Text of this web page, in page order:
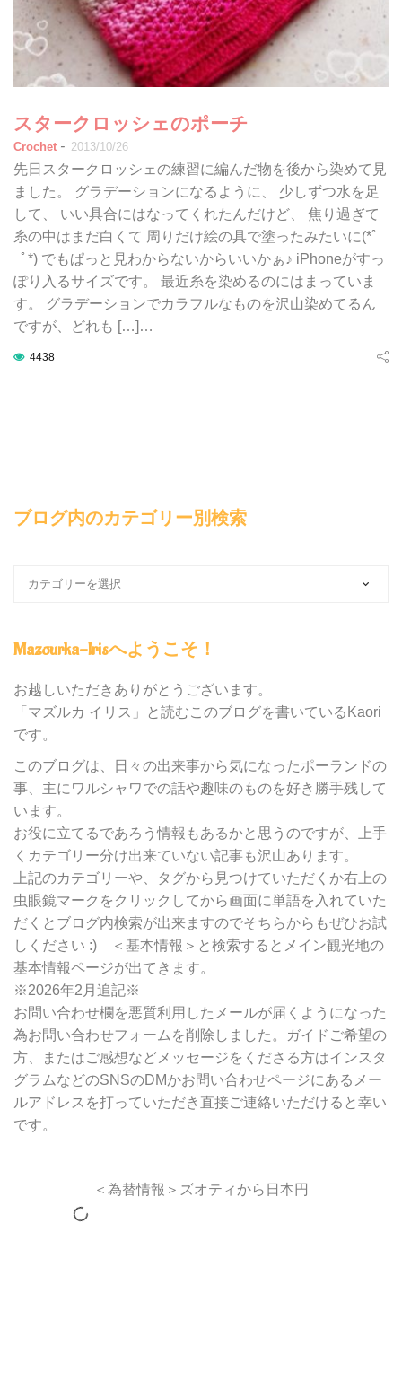
スタークロッシェのポーチ
Crochet - 2013/10/26
先日スタークロッシェの練習に編んだ物を後から染めて見
ました。 グラデーションになるように、 少しずつ水を足
して、 いい具合にはなってくれたんだけど、 焦り過ぎて
糸の中はまだ白くて 周りだけ絵の具で塗ったみたいに(*ﾟ
ｰﾟ*) でもぱっと見わからないからいいかぁ♪ iPhoneがすっ
ぽり入るサイズです。 最近糸を染めるのにはまっていま
す。 グラデーションでカラフルなものを沢山染めてるん
ですが、どれも […]…
4438
ブログ内のカテゴリー別検索
の
テ
ゴ
ー
別
検
索
Mazourka-Irisへようこそ！
お越しいただきありがとうございます。
「マズルカ イリス」と読むこのブログを書いているKaori
です。
このブログは、日々の出来事から気になったポーランドの
事、主にワルシャワでの話や趣味のものを好き勝手残して
います。
お役に立てるであろう情報もあるかと思うのですが、上手
くカテゴリー分け出来ていない記事も沢山あります。
上記のカテゴリーや、タグから見つけていただくか右上の
虫眼鏡マークをクリックしてから画面に単語を入れていた
だくとブログ内検索が出来ますのでそちらからもぜひお試
しください :) ＜基本情報＞と検索するとメイン観光地の
基本情報ページが出てきます。
※2026年2月追記※
お問い合わせ欄を悪質利用したメールが届くようになった
為お問い合わせフォームを削除しました。ガイドご希望の
方、またはご感想などメッセージをくださる方はインスタ
グラムなどのSNSのDMかお問い合わせページにあるメー
ルアドレスを打っていただき直接ご連絡いただけると幸い
です。
＜為替情報＞ズオティから日本円